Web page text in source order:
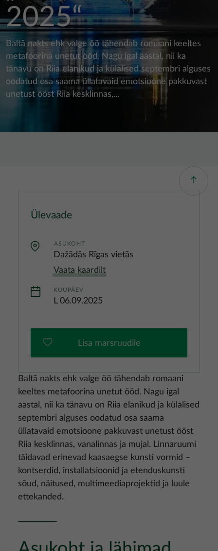
2025“
Baltā nakts ehk valge öö tähendab romaani keeltes
metafoorina unetut ööd. Nagu igal aastal, nii ka
tänavu on Riia elanikud ja külalised septembri alguses
oodatud osa saama üllatavaid emotsioone pakkuvast
unetust ööst Riia kesklinnas,...
Baltā nakts ehk valge öö tähendab romaani
keeltes metafoorina unetut ööd. Nagu igal
aastal, nii ka tänavu on Riia elanikud ja külalised
septembri alguses oodatud osa saama
üllatavaid emotsioone pakkuvast unetust ööst
Riia kesklinnas, vanalinnas ja mujal. Linnaruumi
täidavad erinevad kaasaegse kunsti vormid –
kontserdid, installatsioonid ja etenduskunsti
sõud, näitused, multimeediaprojektid ja luule
ettekanded.
Ülevaade
ASUKOHT
Dažādās Rīgas vietās
Vaata kaardilt
KUUPÄEV
L 06.09.2025
Lisa marsruudile